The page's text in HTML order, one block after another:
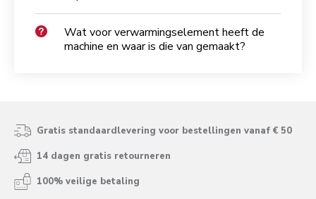
Wat voor verwarmingselement heeft de
machine en waar is die van gemaakt?
Gratis standaardlevering voor bestellingen vanaf € 50
14 dagen gratis retourneren
100% veilige betaling